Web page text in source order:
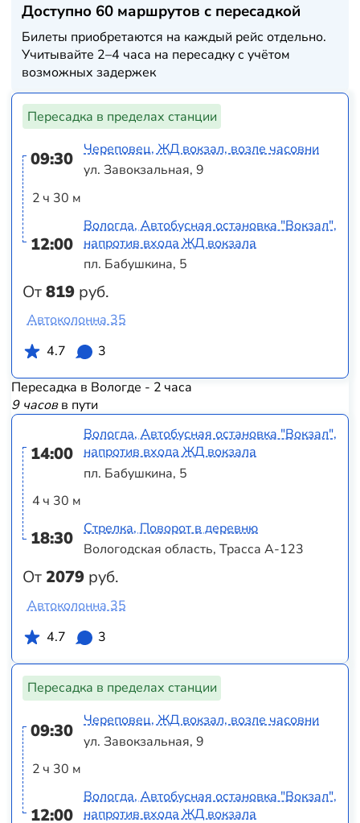
Доступно 60 маршрутов с пересадкой
Билеты приобретаются на каждый рейс отдельно.
Учитывайте 2–4 часа на пересадку с учётом
возможных задержек
Пересадка в пределах станции
09:30
2 ч 30 м
12:00
От819 руб.
Череповец, ЖД вокзал, возле часовни
ул. Завокзальная, 9
Вологда, Автобусная остановка "Вокзал",
напротив входа ЖД вокзала
пл. Бабушкина, 5
Автоколонна 35
4.7
3
Пересадка в Вологде - 2 часа
9 часовв пути
14:00
4 ч 30 м
18:30
От2079 руб.
Вологда, Автобусная остановка "Вокзал",
напротив входа ЖД вокзала
пл. Бабушкина, 5
Стрелка, Поворот в деревню
Вологодская область, Трасса А-123
Автоколонна 35
4.7
3
Пересадка в пределах станции
09:30
2 ч 30 м
12:00
Череповец, ЖД вокзал, возле часовни
ул. Завокзальная, 9
Вологда, Автобусная остановка "Вокзал",
напротив входа ЖД вокзала